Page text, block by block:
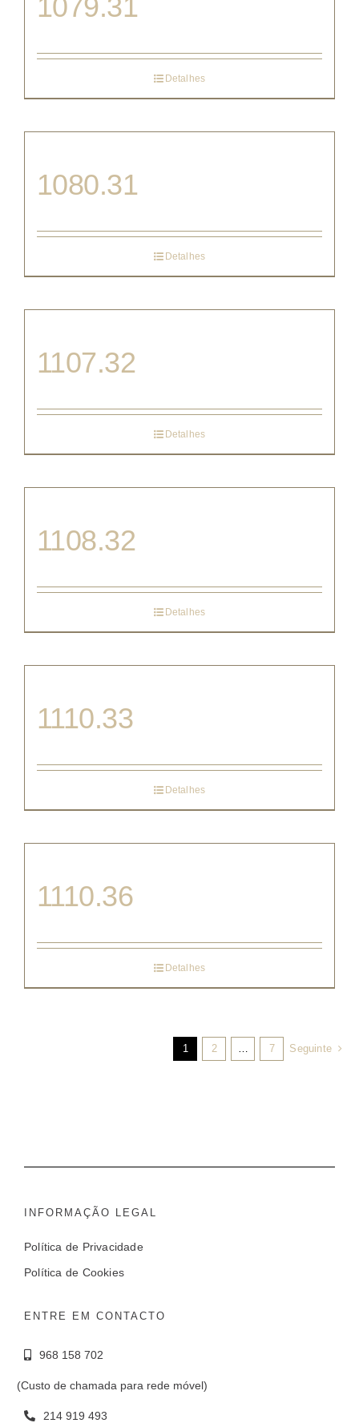
1079.31
Detalhes
1080.31
Detalhes
1107.32
Detalhes
1108.32
Detalhes
1110.33
Detalhes
1110.36
Detalhes
1 2 … 7 Seguinte
INFORMAÇÃO LEGAL
Política de Privacidade
Política de Cookies
ENTRE EM CONTACTO
968 158 702
(Custo de chamada para rede móvel)
214 919 493